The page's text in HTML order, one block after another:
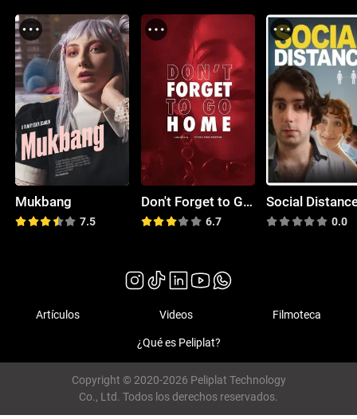
Mukbang
7.5
Don't Forget to Go Home
6.7
Social
0.0
Artículos Videos Filmoteca
¿Qué es Peliplat?
Copyright © 2020-2026 Peliplat Technology
Co., Ltd. Todos los derechos reservados.